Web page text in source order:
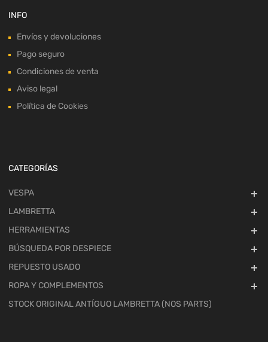
INFO
Envíos y devoluciones
Pago seguro
Condiciones de venta
Aviso legal
Política de Cookies
CATEGORÍAS
VESPA
LAMBRETTA
HERRAMIENTAS
BÚSQUEDA POR DESPIECE
REPUESTO USADO
ROPA Y COMPLEMENTOS
STOCK ORIGINAL ANTÍGUO LAMBRETTA (NOS PARTS)